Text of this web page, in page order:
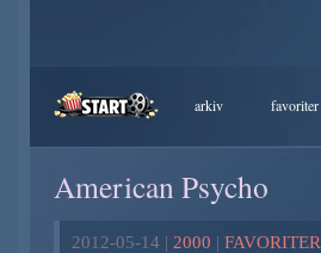
arkiv favoriter
American Psycho
2012-05-14 | 2000 | FAVORITER